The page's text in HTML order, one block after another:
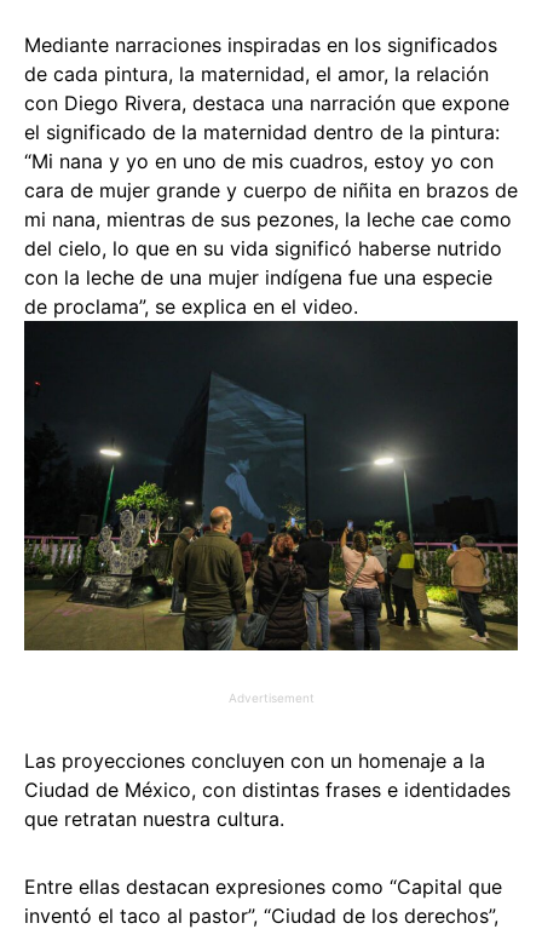
Mediante narraciones inspiradas en los significados
de cada pintura, la maternidad, el amor, la relación
con Diego Rivera, destaca una narración que expone
el significado de la maternidad dentro de la pintura:
“Mi nana y yo en uno de mis cuadros, estoy yo con
cara de mujer grande y cuerpo de niñita en brazos de
mi nana, mientras de sus pezones, la leche cae como
del cielo, lo que en su vida significó haberse nutrido
con la leche de una mujer indígena fue una especie
de proclama”, se explica en el video.
Advertisement
Las proyecciones concluyen con un homenaje a la
Ciudad de México, con distintas frases e identidades
que retratan nuestra cultura.
Entre ellas destacan expresiones como “Capital que
inventó el taco al pastor”, “Ciudad de los derechos”,